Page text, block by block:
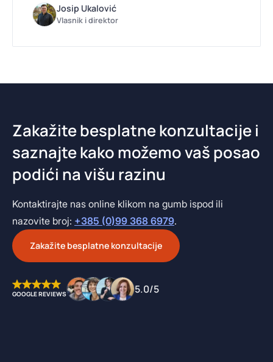
Josip Ukalović
Vlasnik i direktor
Zakažite besplatne konzultacije i
saznajte kako možemo vaš posao
podići na višu razinu
Kontaktirajte nas online klikom na gumb ispod ili
nazovite broj: +385 (0)99 368 6979.
Zakažite besplatne konzultacije
GOOGLE REVIEWS 5.0/5